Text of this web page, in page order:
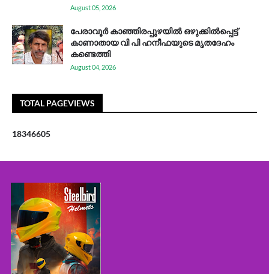
August 05, 2026
പേരാവൂർ കാഞ്ഞിരപ്പുഴയിൽ ഒഴുക്കിൽപ്പെട്ട്
കാണാതായ വി പി ഹനീഫയുടെ മൃതദേഹം
കണ്ടെത്തി
August 04, 2026
TOTAL PAGEVIEWS
18346605